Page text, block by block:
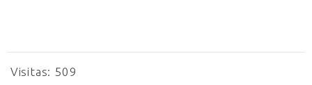
Visitas: 509